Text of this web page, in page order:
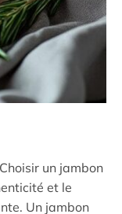
un jambon
et le
Un jambon